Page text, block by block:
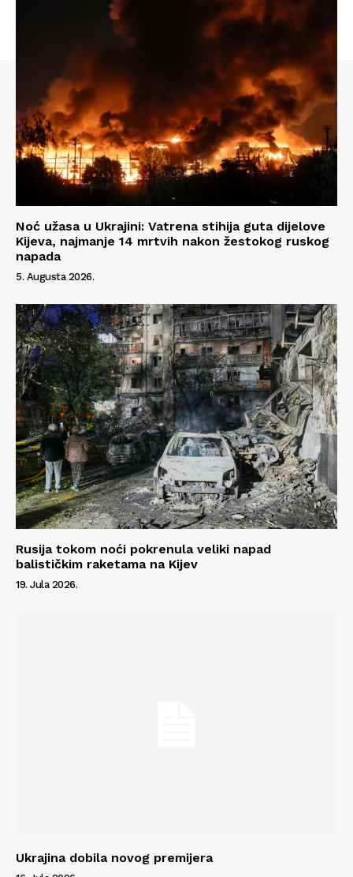
Info
O nama
Kontakt
Impressum
Noć užasa u Ukrajini: Vatrena stihija guta dijelove
Kijeva, najmanje 14 mrtvih nakon žestokog ruskog
napada
5. Augusta 2026.
Rusija tokom noći pokrenula veliki napad
balističkim raketama na Kijev
19. Jula 2026.
Ukrajina dobila novog premijera